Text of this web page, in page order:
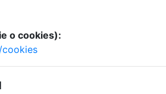
o cookies):